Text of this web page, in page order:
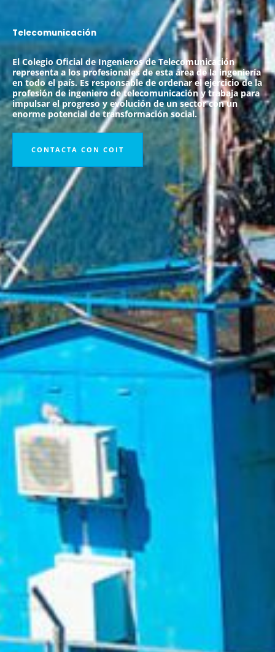
Telecomunicación
El Colegio Oficial de Ingenieros de Telecomunicación
representa a los profesionales de esta área de la ingeniería
en todo el país. Es responsable de ordenar el ejercicio de la
profesión de ingeniero de telecomunicación y trabaja para
impulsar el progreso y evolución de un sector con un
enorme potencial de transformación social.
CONTACTA CON COIT